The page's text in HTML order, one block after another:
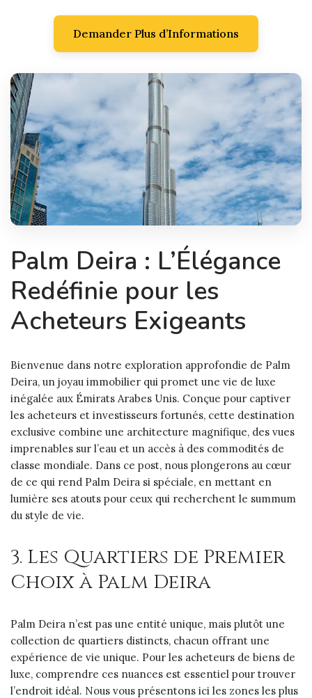
Demander Plus d’Informations
Palm Deira : L’Élégance
Redéfinie pour les
Acheteurs Exigeants
Bienvenue dans notre exploration approfondie de Palm
Deira, un joyau immobilier qui promet une vie de luxe
inégalée aux Émirats Arabes Unis. Conçue pour captiver
les acheteurs et investisseurs fortunés, cette destination
exclusive combine une architecture magnifique, des vues
imprenables sur l’eau et un accès à des commodités de
classe mondiale. Dans ce post, nous plongerons au cœur
de ce qui rend Palm Deira si spéciale, en mettant en
lumière ses atouts pour ceux qui recherchent le summum
du style de vie.
3. Les Quartiers de Premier
Choix à Palm Deira
Palm Deira n’est pas une entité unique, mais plutôt une
collection de quartiers distincts, chacun offrant une
expérience de vie unique. Pour les acheteurs de biens de
luxe, comprendre ces nuances est essentiel pour trouver
l’endroit idéal. Nous vous présentons ici les zones les plus